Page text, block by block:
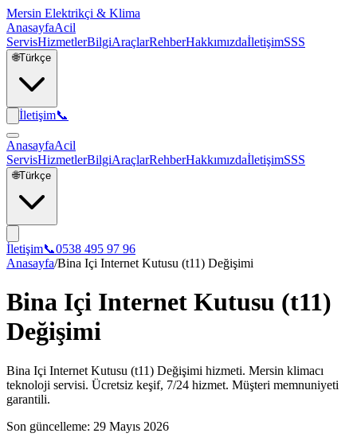
Mersin Elektrikçi & Klima
AnasayfaAcil
ServisHizmetlerBilgiAraçlarRehberHakkımızdaİletişimSSS
🌐Türkçe
İletişim📞
AnasayfaAcil
ServisHizmetlerBilgiAraçlarRehberHakkımızdaİletişimSSS
🌐Türkçe
İletişim📞0538 495 97 96
Anasayfa/Bina Içi Internet Kutusu (t11) Değişimi
Bina Içi Internet Kutusu (t11)
Değişimi
Bina Içi Internet Kutusu (t11) Değişimi hizmeti. Mersin klimacı
teknoloji servisi. Ücretsiz keşif, 7/24 hizmet. Müşteri memnuniyeti
garantili.
Son güncelleme: 29 Mayıs 2026